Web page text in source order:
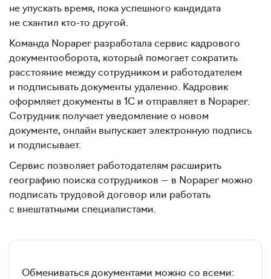
не упускать время, пока успешного кандидата
не схантил кто-то другой.
Команда Nopaper разработала сервис кадрового
документооборота, который помогает сократить
расстояние между сотрудником и работодателем
и подписывать документы удаленно. Кадровик
оформляет документы в 1С и отправляет в Nopaper.
Сотрудник получает уведомление о новом
документе, онлайн выпускает электронную подпись
и подписывает.
Сервис позволяет работодателям расширить
географию поиска сотрудников — в Nopaper можно
подписать трудовой договор или работать
с внештатными специалистами.
Обмениваться документами можно со всеми: